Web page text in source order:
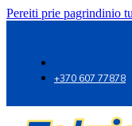
Pereiti prie pagrindinio
+370 607 77878